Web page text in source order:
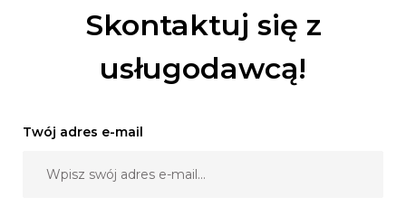
Skontaktuj się z
usługodawcą!
Twój adres e-mail